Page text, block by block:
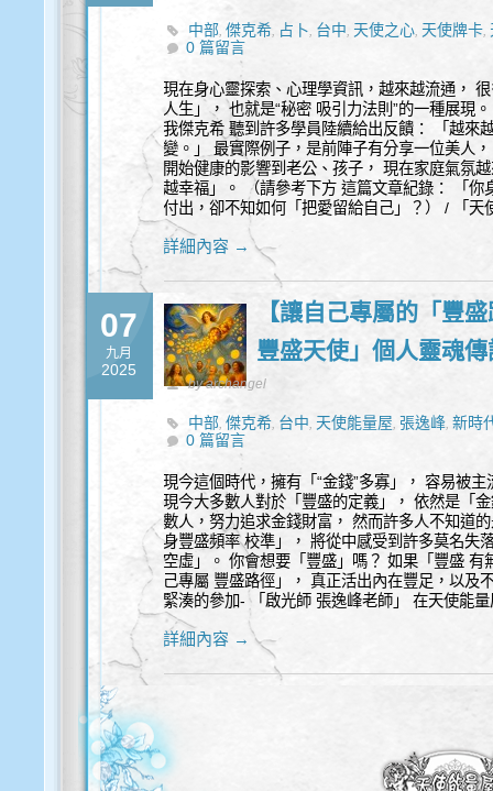
中部,傑克希, 占卜, 台中, 天使之心, 天使牌卡,
量,覺察,
0 篇留言
現在身心靈探索、心理學資訊，越來越流通，
人生」， 也就是“秘密 吸引力法則”的一種展現
我傑克希 聽到許多學員陸續給出反饋： 「越來
變。」 最實際例子，是前陣子有分享一位美人
開始健康的影響到老公、孩子， 現在家庭氣氛
越幸福」。 （請參考下方 這篇文章紀錄： 「
付出，卻不知如何「把愛留給自己」？） / 「天
詳細內容 →
07
九月
2025
【讓自己專屬的「豐
豐盛天使」個人靈魂
by archangel
中部,傑克希, 台中, 天使能量屋, 張逸峰,新時
0 篇留言
現今這個時代，擁有「“金錢”多寡」， 容易被
現今大多數人對於「豐盛的定義」， 依然是「
數人，努力追求金錢財富， 然而許多人不知道
身豐盛頻率 校準」， 將從中感受到許多莫名失
空虛」。 你會想要「豐盛」嗎？ 如果「豐盛
己專屬 豐盛路徑」， 真正活出內在豐足，以及
緊湊的參加- 「啟光師 張逸峰老師」 在天使能
詳細內容 →